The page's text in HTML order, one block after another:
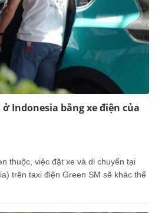
Indonesia bằng xe điện của
thuộc, việc đặt xe và di chuyển tại
trên taxi điện Green SM sẽ khác thế